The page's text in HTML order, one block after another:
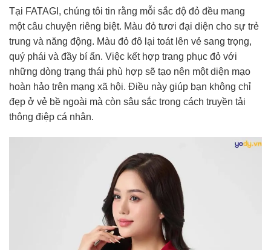
Tại FATAGI, chúng tôi tin rằng mỗi sắc độ đỏ đều mang
một câu chuyện riêng biệt. Màu đỏ tươi đại diện cho sự trẻ
trung và năng động. Màu đỏ đô lại toát lên vẻ sang trọng,
quý phái và đầy bí ẩn. Việc kết hợp trang phục đỏ với
những dòng trạng thái phù hợp sẽ tạo nên một diện mạo
hoàn hảo trên mạng xã hội. Điều này giúp bạn không chỉ
đẹp ở vẻ bề ngoài mà còn sâu sắc trong cách truyền tải
thông điệp cá nhân.